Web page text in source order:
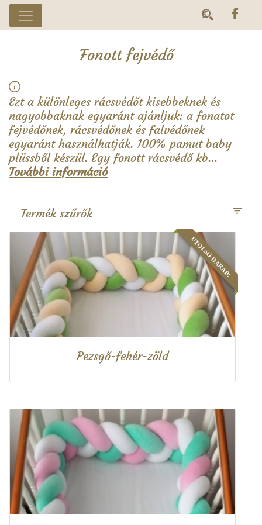
Fonott fejvédő
Ezt a különleges rácsvédőt kisebbeknek és
nagyobbaknak egyaránt ajánljuk: a fonatot
fejvédőnek, rácsvédőnek és falvédőnek
egyaránt használhatják. 100% pamut baby
plüssből készül. Egy fonott rácsvédő kb…
További információ
Termék szűrők
Pezsgő-fehér-zöld
UTOLSÓ DARAB!